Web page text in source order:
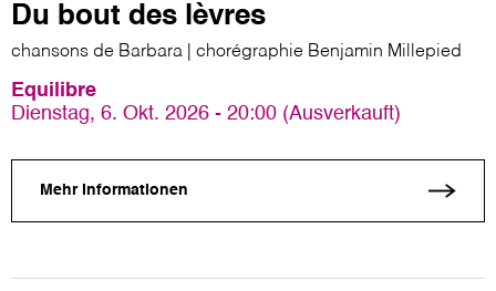
Du bout des lèvres
chansons de Barbara | chorégraphie Benjamin Millepied
Equilibre
Dienstag, 6. Okt. 2026 - 20:00 (Ausverkauft)
Mehr Informationen